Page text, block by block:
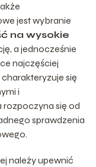
jest wybranie
na wysokie
a jednocześnie
najczęściej
charakteryzuje się
i
rozpoczyna się od
sprawdzenia
należy upewnić